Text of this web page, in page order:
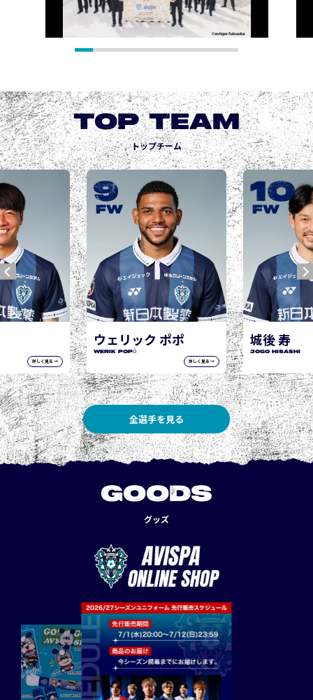
TOP TEAM
トップチーム
詳しく見る →
ウェリック ポポ
WERIK POPÓ
詳しく見る →
9
FW
城後 寿
JOGO Hisashi
10
FW
全選手を見る
GOODS
グッズ